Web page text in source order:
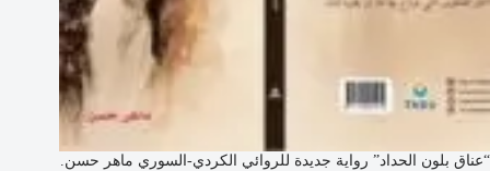
“عناق بلون الحداد” رواية جديدة للروائي الكردي-السوري ماهر حسن.